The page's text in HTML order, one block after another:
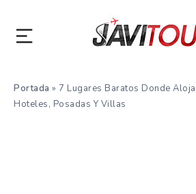
Portada » 7 Lugares Baratos Donde
Hoteles, Posadas Y Villas